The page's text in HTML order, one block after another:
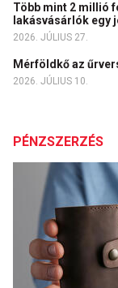
Több mint 2 millió
lakásvásárlók egy
2026. JÚLIUS 27.
Mérföldkő az
2026. JÚLIUS 10.
PÉNZSZERZÉS